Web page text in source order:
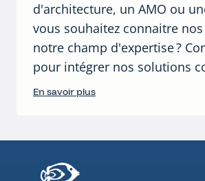
d'architecture, un AMO ou
vous souhaitez connaitre
notre champ d'expertise ?
pour intégrer nos solutions
En savoir plus